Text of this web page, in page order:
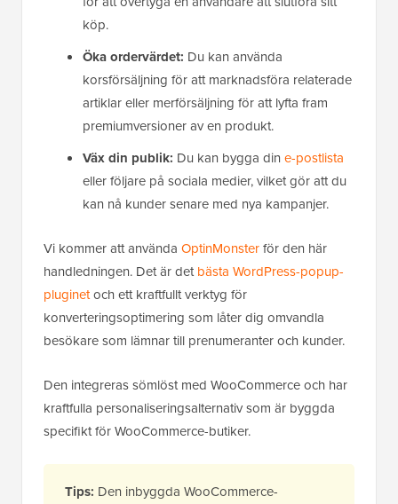
köp.
Öka ordervärdet: Du kan använda
korsförsäljning för att marknadsföra relaterade
artiklar eller merförsäljning för att lyfta fram
premiumversioner av en produkt.
Väx din publik: Du kan bygga din e-postlista
eller följare på sociala medier, vilket gör att du
kan nå kunder senare med nya kampanjer.
Vi kommer att använda OptinMonsterför den här
handledningen. Det är detbästa WordPress-popup-
pluginetoch ett kraftfullt verktyg för
konverteringsoptimering som låter dig omvandla
besökare som lämnar till prenumeranter och kunder.
Den integreras sömlöst med WooCommerce och har
kraftfulla personaliseringsalternativ som är byggda
specifikt för WooCommerce-butiker.
Tips: Den inbyggda WooCommerce-